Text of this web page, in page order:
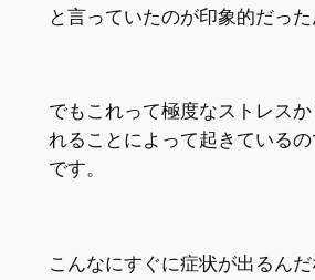
と言っていたのが印象的だった
でもこれって極度なストレス
れることによって起きている
です。
こんなにすぐに症状が出るん